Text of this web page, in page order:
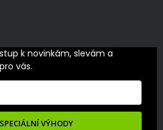
k novinkám, slevám a
vás.
VÝHODY